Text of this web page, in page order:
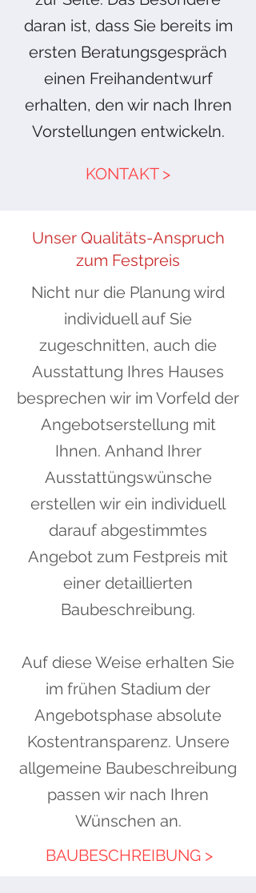
daran ist, dass Sie bereits im
ersten Beratungsgespräch
einen Freihandentwurf
erhalten, den wir nach Ihren
Vorstellungen entwickeln.
KONTAKT >
Unser Qualitäts-Anspruch
zum Festpreis
Nicht nur die Planung wird
individuell auf Sie
zugeschnitten, auch die
Ausstattung Ihres Hauses
besprechen wir im Vorfeld der
Angebotserstellung mit
Ihnen. Anhand Ihrer
Ausstattüngswünsche
erstellen wir ein individuell
darauf abgestimmtes
Angebot zum Festpreis mit
einer detaillierten
Baubeschreibung.
Auf diese Weise erhalten Sie
im frühen Stadium der
Angebotsphase absolute
Kostentransparenz. Unsere
allgemeine Baubeschreibung
passen wir nach Ihren
Wünschen an.
BAUBESCHREIBUNG >